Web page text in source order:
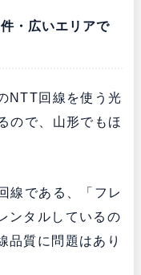
・広いエリアで
NTT回線を使う光
ので、山形でもほ
線である、「フレ
ンタルしているの
品質に問題はあり